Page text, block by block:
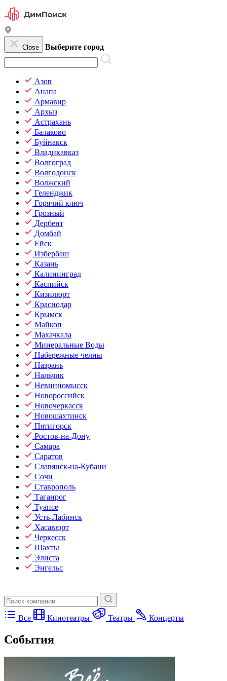
Close Выберите город
Азов
Анапа
Армавир
Архыз
Астрахань
Балаково
Буйнакск
Владикавказ
Волгоград
Волгодонск
Волжский
Геленджик
Горячий ключ
Грозный
Дербент
Домбай
Ейск
Избербаш
Казань
Калининград
Каспийск
Кизилюрт
Краснодар
Крымск
Майкоп
Махачкала
Минеральные Воды
Набережные челны
Назрань
Нальчик
Невинномысск
Новороссийск
Новочеркасск
Новошахтинск
Пятигорск
Ростов-на-Дону
Самара
Саратов
Славянск-на-Кубани
Сочи
Ставрополь
Таганрог
Туапсе
Усть-Лабинск
Хасавюрт
Черкесск
Шахты
Элиста
Энгельс
Все Кинотеатры Театры Концерты
События